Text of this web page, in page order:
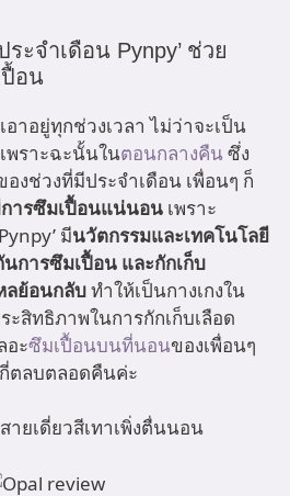
ะจำเดือน Pynpy’ ช่วย
ปื้อน
เอาอยู่ทุกช่วงเวลา ไม่ว่าจะเป็น
พราะฉะนั้นในตอนกลางคืน ซึ่ง
องช่วงที่มีประจำเดือน เพื่อนๆ ก็
ารซึมเปื้อนแน่นอน เพราะ
มีนวัตกรรมและเทคโนโลยี
การซึมเปื้อน และกักเก็บ
ลย้อนกลับทำให้เป็นกางเกงใน
สิทธิภาพในการกักเก็บเลือด
อะซึมเปื้อนบนที่นอนของเพื่อนๆ
ตลบตลอดคืนค่ะ